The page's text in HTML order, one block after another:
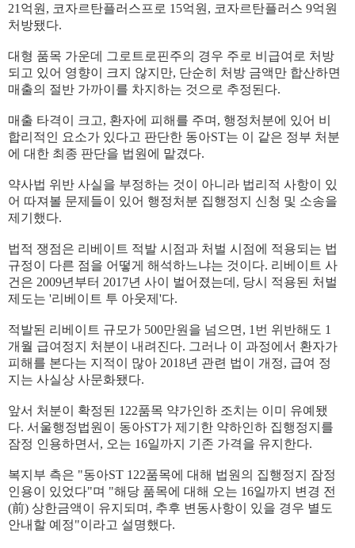
21억원, 코자르탄플러스프로 15억원, 코자르탄플러스 9억원
처방됐다.
대형 품목 가운데 그로트로핀주의 경우 주로 비급여로 처방
되고 있어 영향이 크지 않지만, 단순히 처방 금액만 합산하면
매출의 절반 가까이를 차지하는 것으로 추정된다.
매출 타격이 크고, 환자에 피해를 주며, 행정처분에 있어 비
합리적인 요소가 있다고 판단한 동아ST는 이 같은 정부 처분
에 대한 최종 판단을 법원에 맡겼다.
약사법 위반 사실을 부정하는 것이 아니라 법리적 사항이 있
어 따져볼 문제들이 있어 행정처분 집행정지 신청 및 소송을
제기했다.
법적 쟁점은 리베이트 적발 시점과 처벌 시점에 적용되는 법
규정이 다른 점을 어떻게 해석하느냐는 것이다. 리베이트 사
건은 2009년부터 2017년 사이 벌어졌는데, 당시 적용된 처벌
제도는 '리베이트 투 아웃제'다.
적발된 리베이트 규모가 500만원을 넘으면, 1번 위반해도 1
개월 급여정지 처분이 내려진다. 그러나 이 과정에서 환자가
피해를 본다는 지적이 많아 2018년 관련 법이 개정, 급여 정
지는 사실상 사문화됐다.
앞서 처분이 확정된 122품목 약가인하 조치는 이미 유예됐
다. 서울행정법원이 동아ST가 제기한 약하인하 집행정지를
잠정 인용하면서, 오는 16일까지 기존 가격을 유지한다.
복지부 측은 "동아ST 122품목에 대해 법원의 집행정지 잠정
인용이 있었다"며 "해당 품목에 대해 오는 16일까지 변경 전
(前) 상한금액이 유지되며, 추후 변동사항이 있을 경우 별도
안내할 예정"이라고 설명했다.